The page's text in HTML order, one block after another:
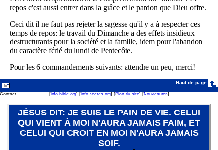
repos c'est aussi entrer dans la grâce et le pardon que Dieu offre.
Ceci dit il ne faut pas rejeter la sagesse qu'il y a à respecter ces
temps de repos: le travail du Dimanche a des effets insidieux
destructurants pour la société et la famille, idem pour l'abandon
du caractère férié du lundi de Pentecôte.
Pour les 6 commandements suivants: attendre un peu, merci!
Haut de page
Contact [info-bible.org] [info-sectes.org] [Plan du site] [Nouveautés]
JÉSUS DIT: JE SUIS LE PAIN DE VIE. CELUI
QUI VIENT À MOI N'AURA JAMAIS FAIM, ET
CELUI QUI CROIT EN MOI N'AURA JAMAIS
SOIF.